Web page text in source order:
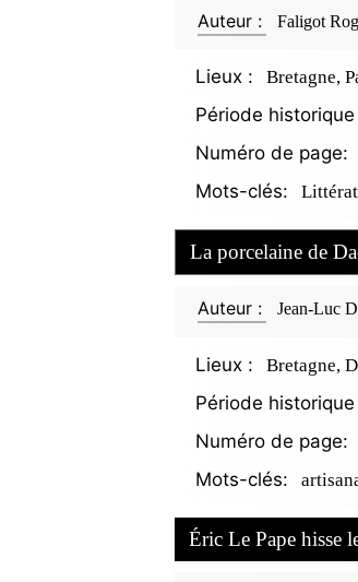
Auteur : Faligot
Lieux : Bretagne,
Période historique
Numéro de page:
Mots-clés:
La porcelaine de
Auteur : Jean-Luc
Lieux : Bretagne,
Période historique
Numéro de page:
Mots-clés:
Éric Le Pape hisse